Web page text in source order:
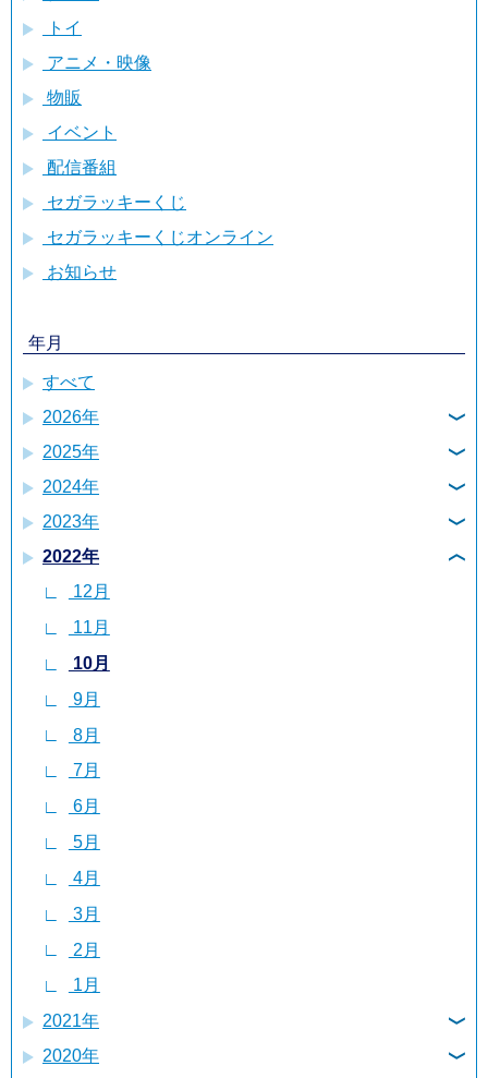
トイ
アニメ・映像
物販
イベント
配信番組
セガラッキーくじ
セガラッキーくじオンライン
お知らせ
年月
すべて
2026年
8月
7月
6月
5月
4月
3月
2月
1月
2025年
12月
11月
10月
9月
8月
7月
6月
5月
4月
3月
2月
1月
2024年
12月
11月
10月
9月
8月
7月
6月
5月
4月
3月
2月
1月
2023年
12月
11月
10月
9月
8月
7月
6月
5月
4月
3月
2月
1月
2022年
12月
11月
10月
9月
8月
7月
6月
5月
4月
3月
2月
1月
2021年
12月
2020年